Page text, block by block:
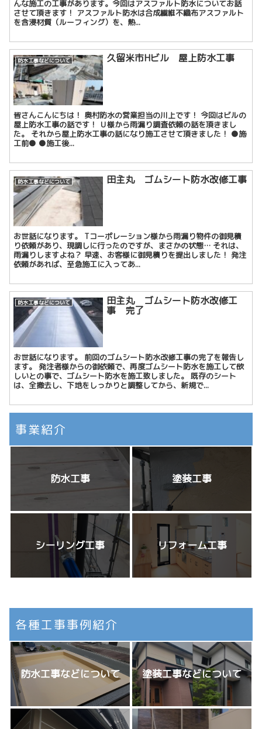
んな施工の工事があります。今回はアスファルト防水についてお話
させて頂きます！ アスファルト防水は合成繊維不織布アスファルト
を含浸材質（ルーフィング）を、熱...
防水工事などについて 久留米市Hビル 屋上防水工事
皆さんこんにちは！ 奥村防水の営業担当の川上です！ 今回はビルの
屋上防水工事の話です！ Ｕ様から雨漏り調査依頼の話を頂きまし
た。 それから屋上防水工事の話になり施工させて頂きました！ ●施
工前● ●施工後...
防水工事などについて 田主丸 ゴムシート防水改修工事
お世話になります。 Tコーポレーション様から雨漏り物件の御見積
り依頼があり、現調しに行ったのですが、まさかの状態… それは、
雨漏りしますよね？ 早速、お客様に御見積りを提出しました！ 発注
依頼があれば、至急施工に入ってあ...
防水工事などについて 田主丸 ゴムシート防水改修工
事 完了
お世話になります。 前回のゴムシート防水改修工事の完了を報告し
ます。 発注者様からの御依頼で、再度ゴムシート防水を施工して欲
しいとの事で、ゴムシート防水を施工致しました。 既存のシート
は、全撤去し、下地をしっかりと調整してから、新規で...
事業紹介
防水工事 塗装工事
シーリング工事 リフォーム工事
各種工事事例紹介
防水工事などについて 塗装工事などについて